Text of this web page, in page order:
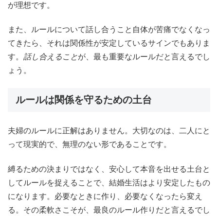
が理想です。
また、ルールについて話し合うこと自体が苦痛でなくなっ
てきたら、それは関係性が安定しているサインでもありま
す。 話し合えることが、最も重要なルールだと言えるでし
ょう。
ルールは関係を守るための土台
夫婦のルールに正解はありません。大切なのは、二人にと
って現実的で、無理のない形であることです。
縛るための決まりではなく、安心して本音を出せる土台と
してルールを捉えることで、結婚生活はより安定したもの
になります。必要なときに作り、必要なくなったら変え
る。その柔軟さこそが、最良のルール作りだと言えるでし